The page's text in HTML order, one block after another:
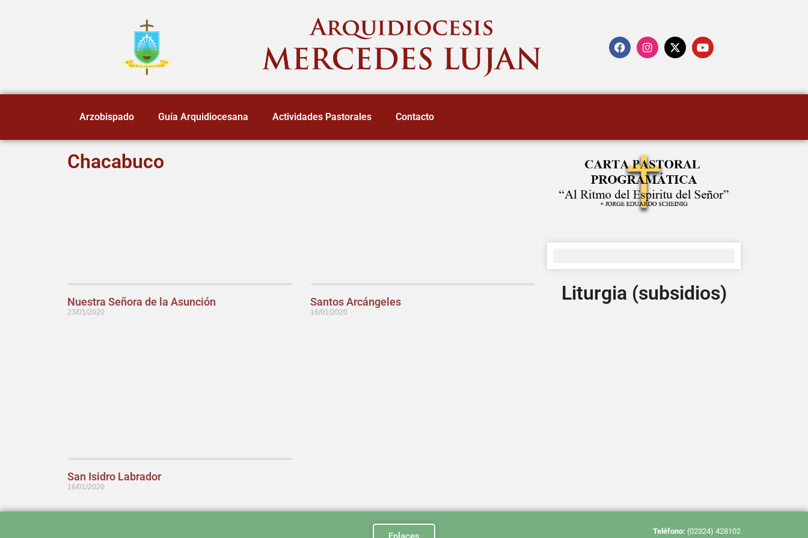
Arzobispado Guía Arquidiocesana Actividades Pastorales Contacto
Chacabuco
Nuestra Señora de la Asunción
23/01/2020
Santos Arcángeles
16/01/2020
San Isidro Labrador
16/01/2020
Liturgia (subsidios)
Te léfono: (02324) 428102